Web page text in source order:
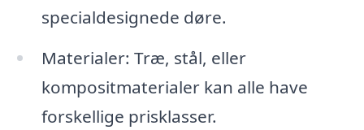
specialdesignede døre.
Materialer: Træ, stål, eller
kompositmaterialer kan alle have
forskellige prisklasser.